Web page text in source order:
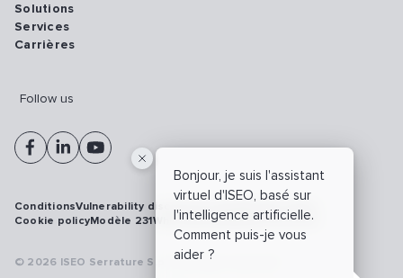
Bonjour, je suis l'assistant
virtuel d'ISEO, basé sur
l'intelligence artificielle.
Comment puis-je vous
aider ?
Solutions
Services
Carrières
Follow us
© 2026 ISEO Serrature S.p.A. All right reserved
ConditionsVulnerability disclosure policy
Privacy policy
Cookie policyModèle 231WhistleblowingCybersécurité